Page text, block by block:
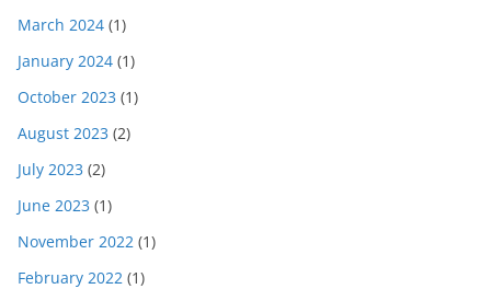
March 2024 (1)
January 2024 (1)
October 2023 (1)
August 2023 (2)
July 2023 (2)
June 2023 (1)
November 2022 (1)
February 2022 (1)